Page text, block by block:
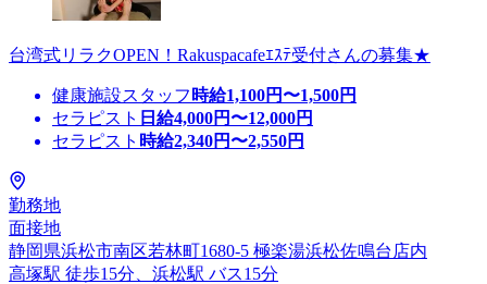
台湾式リラクOPEN！Rakuspacafeｴｽﾃ受付さんの募集★
健康施設スタッフ 時給1,100円〜1,500円
セラピスト 日給4,000円〜12,000円
セラピスト 時給2,340円〜2,550円
勤務地
面接地
静岡県浜松市南区若林町1680-5 極楽湯浜松佐鳴台店内
高塚駅 徒歩15分、浜松駅 バス15分